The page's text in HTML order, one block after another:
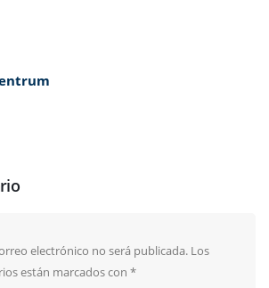
electrónico no será publicada. Los
están marcados con *